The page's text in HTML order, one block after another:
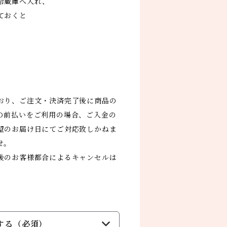
おくと
、ご注文・決済完了後に商品の
払いをご利用の場合、ご入金の
お届け日にてご対応致しかねま
のお客様都合によるキャンセルは
る（必須）